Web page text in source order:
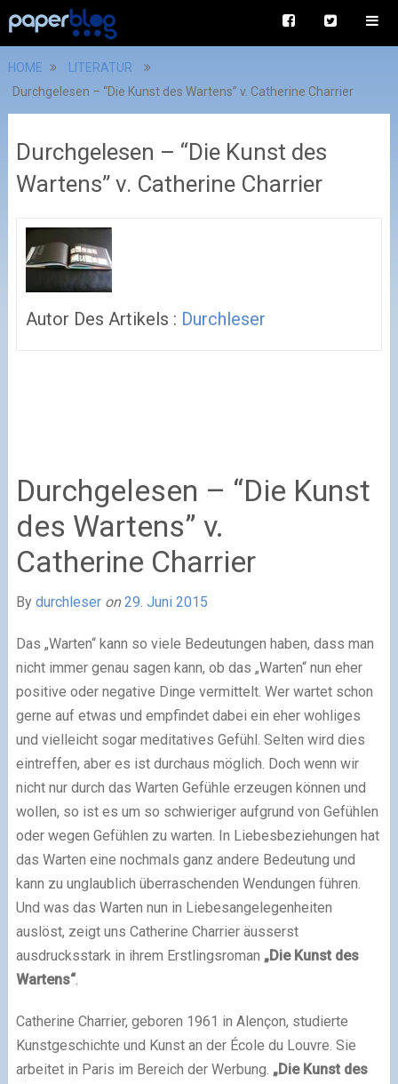
HOME
LITERATUR
Durchgelesen – “Die Kunst des Wartens” v. Catherine Charrier
Durchgelesen – “Die Kunst des
Wartens” v. Catherine Charrier
Autor Des Artikels : Durchleser
Durchgelesen – “Die Kunst
des Wartens” v.
Catherine Charrier
By durchleser on 29. Juni 2015
Das „Warten“ kann so viele Bedeutungen haben, dass man
nicht immer genau sagen kann, ob das „Warten“ nun eher
positive oder negative Dinge vermittelt. Wer wartet schon
gerne auf etwas und empfindet dabei ein eher wohliges
und vielleicht sogar meditatives Gefühl. Selten wird dies
eintreffen, aber es ist durchaus möglich. Doch wenn wir
nicht nur durch das Warten Gefühle erzeugen können und
wollen, so ist es um so schwieriger aufgrund von Gefühlen
oder wegen Gefühlen zu warten. In Liebesbeziehungen hat
das Warten eine nochmals ganz andere Bedeutung und
kann zu unglaublich überraschenden Wendungen führen.
Und was das Warten nun in Liebesangelegenheiten
auslöst, zeigt uns Catherine Charrier äusserst
ausdrucksstark in ihrem Erstlingsroman „Die Kunst des
Wartens“.
Catherine Charrier, geboren 1961 in Alençon, studierte
Kunstgeschichte und Kunst an der École du Louvre. Sie
arbeitet in Paris im Bereich der Werbung. „Die Kunst des